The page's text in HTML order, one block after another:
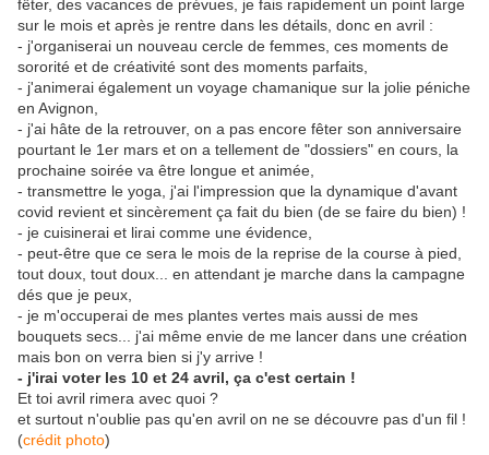
fêter, des vacances de prévues, je fais rapidement un point large
sur le mois et après je rentre dans les détails, donc en avril :
- j'organiserai un nouveau cercle de femmes, ces moments de
sororité et de créativité sont des moments parfaits,
- j'animerai également un voyage chamanique sur la jolie péniche
en Avignon,
- j'ai hâte de la retrouver, on a pas encore fêter son anniversaire
pourtant le 1er mars et on a tellement de "dossiers" en cours, la
prochaine soirée va être longue et animée,
- transmettre le yoga, j'ai l'impression que la dynamique d'avant
covid revient et sincèrement ça fait du bien (de se faire du bien) !
- je cuisinerai et lirai comme une évidence,
- peut-être que ce sera le mois de la reprise de la course à pied,
tout doux, tout doux... en attendant je marche dans la campagne
dés que je peux,
- je m'occuperai de mes plantes vertes mais aussi de mes
bouquets secs... j'ai même envie de me lancer dans une création
mais bon on verra bien si j'y arrive !
- j'irai voter les 10 et 24 avril, ça c'est certain !
Et toi avril rimera avec quoi ?
et surtout n'oublie pas qu'en avril on ne se découvre pas d'un fil !
(crédit photo)